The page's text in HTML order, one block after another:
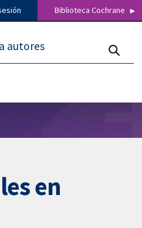
Biblioteca Cochrane
autores
en